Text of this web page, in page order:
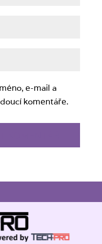
e-mail a
komentáře.